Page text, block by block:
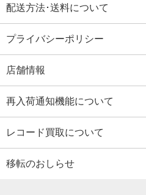
配送方法･送料について
プライバシーポリシー
店舗情報
再入荷通知機能について
レコード買取について
移転のおしらせ